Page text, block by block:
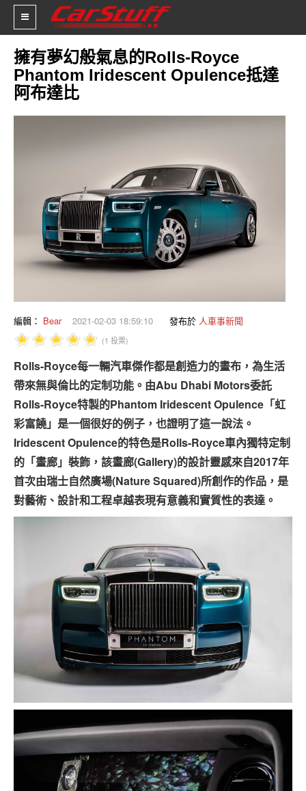
新車價格
車市新聞
輪胎特區
促銷訊息
人車軼事
專題報導
車型比拼
兩輪世界
擁有夢幻般氣息的Rolls-Royce
Phantom Iridescent Opulence抵達
阿布達比
編輯： Bear 2021-02-03 18:59:10 發布於 人車事新聞
(1 投票)
Rolls-Royce每一輛汽車傑作都是創造力的畫布，為生活
帶來無與倫比的定制功能。由Abu Dhabi Motors委託
Rolls-Royce特製的Phantom Iridescent Opulence「虹
彩富饒」是一個很好的例子，也證明了這一說法。
Iridescent Opulence的特色是Rolls-Royce車內獨特定制
的「畫廊」裝飾，該畫廊(Gallery)的設計靈感來自2017年
首次由瑞士自然廣場(Nature Squared)所創作的作品，是
對藝術、設計和工程卓越表現有意義和實質性的表達。